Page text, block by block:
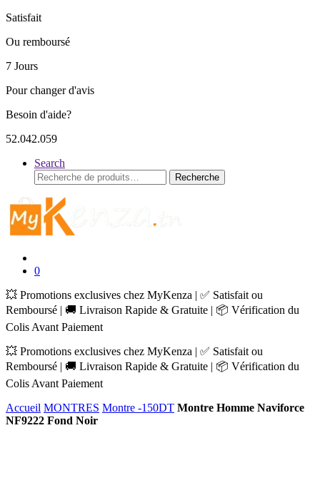
Satisfait
Ou remboursé
7 Jours
Pour changer d'avis
Besoin d'aide?
52.042.059
Search
Recherche
pour :
Recherche
0
💥 Promotions exclusives chez MyKenza | ✅ Satisfait ou
Remboursé | 🚚 Livraison Rapide & Gratuite | 📦 Vérification du
Colis Avant Paiement
💥 Promotions exclusives chez MyKenza | ✅ Satisfait ou
Remboursé | 🚚 Livraison Rapide & Gratuite | 📦 Vérification du
Colis Avant Paiement
Accueil MONTRES Montre -150DT Montre Homme Naviforce
NF9222 Fond Noir